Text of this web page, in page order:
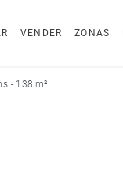
VENDER ZONAS
- 138 m²